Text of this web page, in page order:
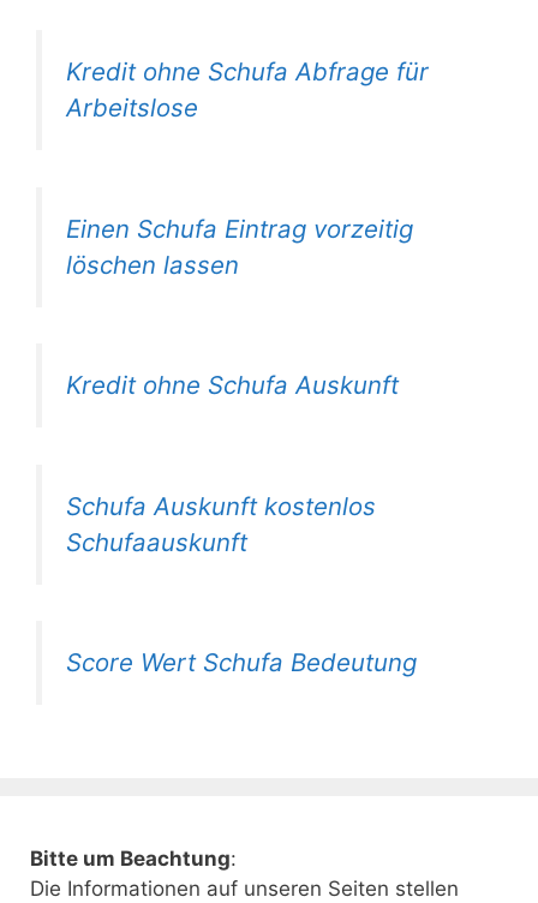
Kredit ohne Schufa Abfrage für
Arbeitslose
Einen Schufa Eintrag vorzeitig
löschen lassen
Kredit ohne Schufa Auskunft
Schufa Auskunft kostenlos
Schufaauskunft
Score Wert Schufa Bedeutung
Bitte um Beachtung:
Die Informationen auf unseren Seiten stellen